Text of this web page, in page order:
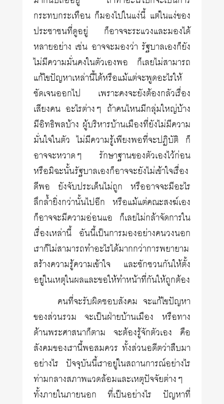
กระทบกระเทือน ก็มองไปในแง่นี้ แต่ในแง่ของ
ประชาชนที่ดูอยู่ ก็อาจจะระแวงและมองได้
หลายอย่าง เช่น อาจจะมองว่า รัฐบาลเองก็ยัง
ไม่มีความมั่นคงในตัวเองพอ ก็เลยไม่สามารถ
แก้ไขปัญหาเหล่านี้ได้หรือแม้แต่จะพูดอะไรให้
ชัดเจนออกไป เพราะคงจะยังต้องกลัวเรื่อง
เสียงคน อะไรต่างๆ ถ้าคนไหนมีกลุ่มใหญ่บ้าง
มีอิทธิพลบ้าง ผู้บริหารบ้านเมืองที่ยังไม่มีความ
มั่นใจในตัว ไม่มีความรู้เพียงพอที่จะปฏิบัติ ก็
อาจจะหวาดๆ รักษาฐานของตัวเองไว้ก่อน
หรือมิฉะนั้นรัฐบาลเองก็อาจจะยังไม่เข้าใจเรื่อง
ดีพอ ยังจับประเด็นไม่ถูก หรืออาจจะมีอะไร
ลึกล้ำยิ่งกว่านั้นไปอีก หรือแม้แต่คณะสงฆ์เอง
ก็อาจจะมีความอ่อนแอ ก็เลยไม่กล้าจัดการใน
เรื่องเหล่านี้ อันนี้เป็นการมองอย่างคนวงนอก
เราก็ไม่สามารถทำอะไรได้มากกว่าการพยายาม
สร้างความรู้ความเข้าใจ และชักชวนกันให้ตั้ง
อยู่ในเหตุในผลและขอให้ทำหน้าที่กันให้ถูกต้อง
คนที่จะรับผิดชอบสังคม จะแก้ไขปัญหา
ของส่วนรวม จะเป็นฝ่ายบ้านเมือง หรือทาง
ด้านพระศาสนาก็ตาม จะต้องรู้จักตัวเอง คือ
สังคมของเรานี้พอสมควร ทั้งส่วนอดีตว่าสืบมา
อย่างไร ปัจจุบันนี้เราอยู่ในสถานการณ์อย่างไร
ท่ามกลางสภาพแวดล้อมและเหตุปัจจัยต่างๆ
ทั้งภายในภายนอก ที่เป็นอย่างไร ปัญหาที่